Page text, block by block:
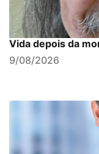
Vida depois da
9/08/2026